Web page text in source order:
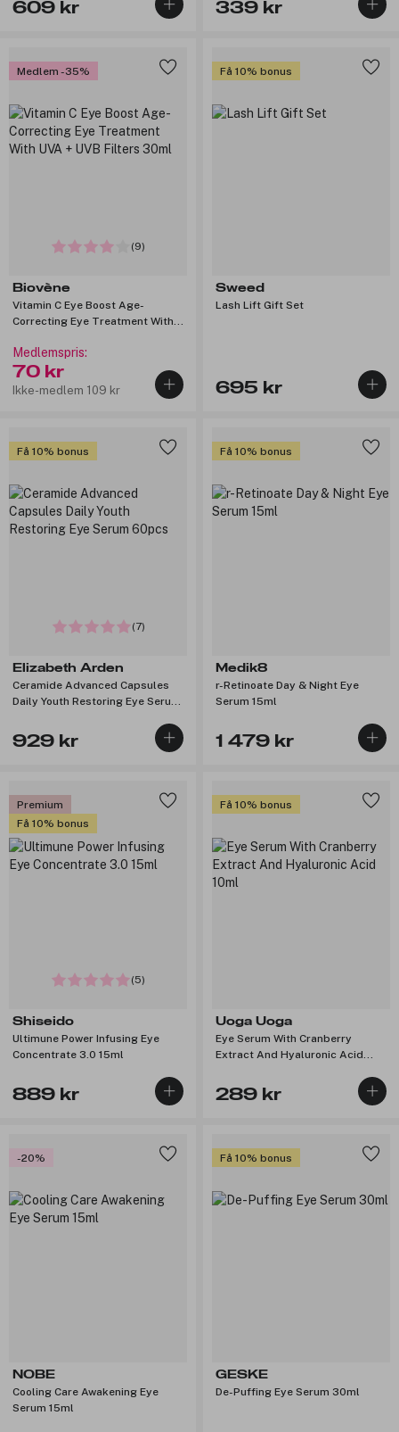
609 kr 339 kr
Medlem -35%
(9)
Biovène
Vitamin C Eye Boost Age-
Correcting Eye Treatment With
Medlemspris:
70 kr
Ikke-medlem 109 kr
Få 10% bonus
Sweed
Lash Lift Gift Set
695 kr
Få 10% bonus
(7)
Elizabeth Arden
Ceramide Advanced Capsules
Daily Youth Restoring Eye Serum
929 kr
Få 10% bonus
Medik8
r-Retinoate Day & Night Eye
Serum 15ml
1 479 kr
Premium
Få 10% bonus
(5)
Shiseido
Ultimune Power Infusing Eye
Concentrate 3.0 15ml
889 kr
Få 10% bonus
Uoga Uoga
Eye Serum With Cranberry
Extract And Hyaluronic Acid
289 kr
-20%
NOBE
Cooling Care Awakening Eye
Serum 15ml
Få 10% bonus
GESKE
De-Puffing Eye Serum 30ml